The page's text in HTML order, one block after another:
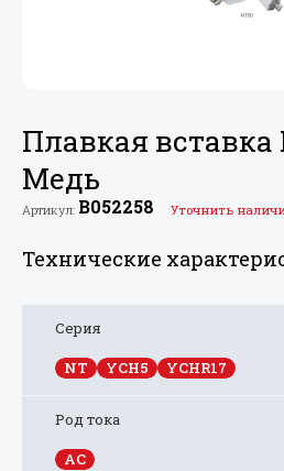
Плавкая вставка
Медь
Артикул: B052258 Уточнить
Технические
Серия
NT
YCH5 YCHR17
Род тока
AC